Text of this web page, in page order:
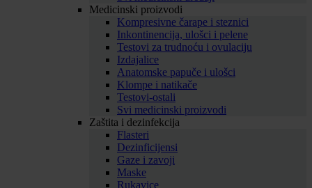
Medicinski proizvodi
Kompresivne čarape i steznici
Inkontinencija, ulošci i pelene
Testovi za trudnoću i ovulaciju
Izdajalice
Anatomske papuče i ulošci
Klompe i natikače
Testovi-ostali
Svi medicinski proizvodi
Zaštita i dezinfekcija
Flasteri
Dezinficijensi
Gaze i zavoji
Maske
Rukavice